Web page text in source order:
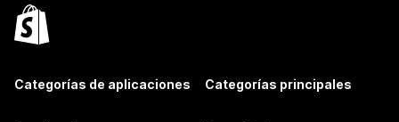
Categorías de aplicaciones Categorías principales